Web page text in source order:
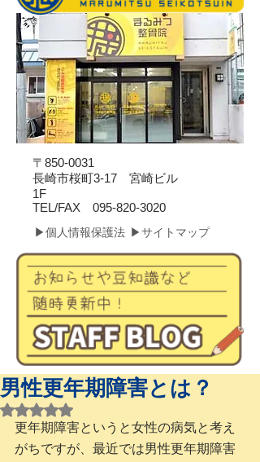
〒850-0031
長崎市桜町3-17 宮崎ビル
1F
​TEL/FAX 095-820-3020
▶個人情報保護法 ▶サイトマップ
男性更年期障害とは？
5つ星のうちNaNと評価されています。
更年期障害というと女性の病気と考え
がちですが、最近では男性更年期障害